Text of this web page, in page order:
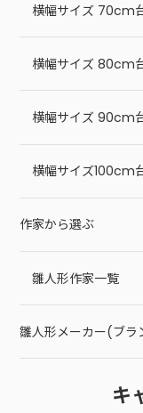
横幅サイズ 70cm
横幅サイズ 80cm
横幅サイズ 90cm
横幅サイズ100cm
作家から選ぶ
雛人形作家一覧
雛人形メーカー(ブ
キ